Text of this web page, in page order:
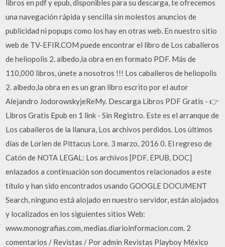
libros en pdf y epub, disponibles para su descarga, te ofrecemos
una navegación rápida y sencilla sin molestos anuncios de
publicidad ni popups como los hay en otras web. En nuestro sitio
web de TV-EFIR.COM puede encontrar el libro de Los caballeros
de heliopolis 2. albedo,la obra en en formato PDF. Más de
110,000 libros, únete a nosotros !!! Los caballeros de heliopolis
2. albedo,la obra en es un gran libro escrito por el autor
Alejandro JodorowskyjeReMy. Descarga Libros PDF Gratis - 👉
Libros Gratis Epub en 1 link - Sin Registro. Este es el arranque de
Los caballeros de la llanura, Los archivos perdidos. Los últimos
días de Lorien de Pittacus Lore. 3 marzo, 2016 0. El regreso de
Catón de NOTA LEGAL: Los archivos [PDF, EPUB, DOC]
enlazados a continuación son documentos relacionados a este
título y han sido encontrados usando GOOGLE DOCUMENT
Search, ninguno está alojado en nuestro servidor, están alojados
y localizados en los siguientes sitios Web:
www.monografias.com, medias.diarioinformacion.com. 2
comentarios / Revistas / Por admin Revistas Playboy México